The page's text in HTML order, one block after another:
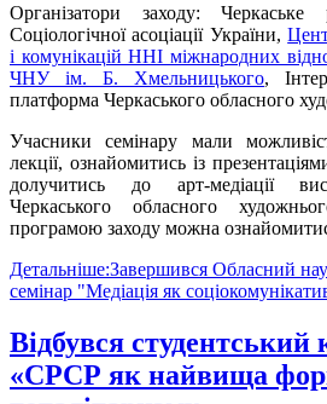
Організатори заходу: Черкаське
Соціологічної асоціації України,
і комунікацій ННІ міжнародних
ЧНУ ім. Б. Хмельницького,
платформа Черкаського обласного
Учасники семінару мали
лекції, ознайомитись із
долучитись до арт-медіації
Черкаського обласного
програмою заходу можна
Детальніше:Завершився Обласний
семінар "Медіація як
Відбувся студентський
«СРСР як найвища